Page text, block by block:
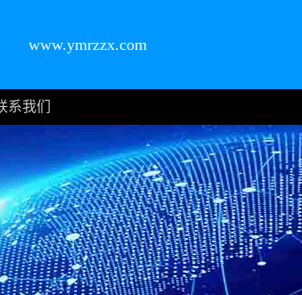
www.ymrzzx.com
系我们